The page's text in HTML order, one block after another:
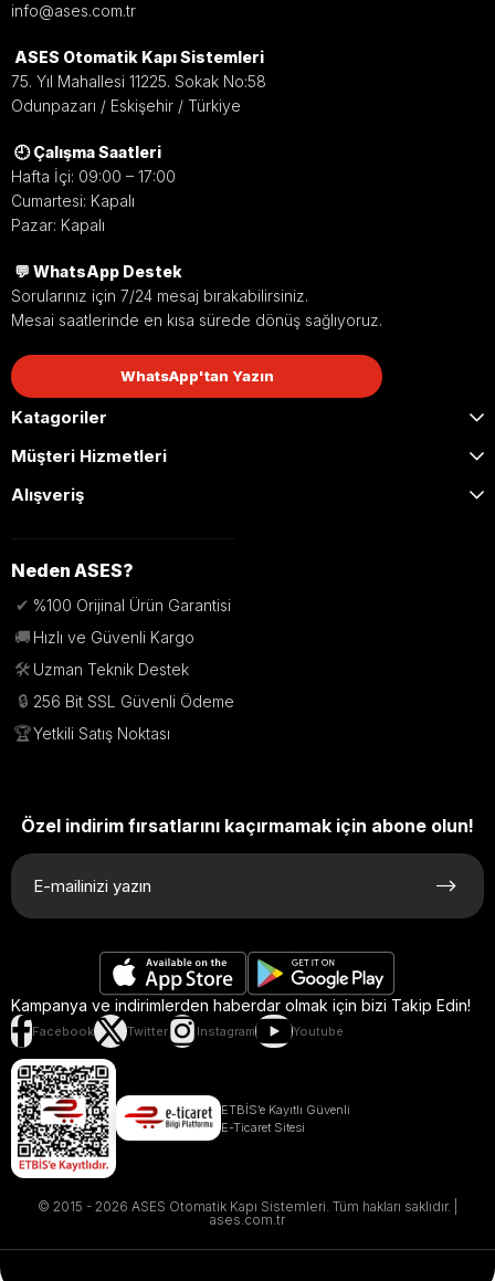
info@ases.com.tr
ASES Otomatik Kapı Sistemleri
75. Yıl Mahallesi 11225. Sokak No:58
Odunpazarı / Eskişehir / Türkiye
🕘 Çalışma Saatleri
Hafta İçi: 09:00 – 17:00
Cumartesi: Kapalı
Pazar: Kapalı
💬 WhatsApp Destek
Sorularınız için 7/24 mesaj bırakabilirsiniz.
Mesai saatlerinde en kısa sürede dönüş sağlıyoruz.
WhatsApp'tan Yazın
Katagoriler
Müşteri Hizmetleri
Alışveriş
Neden ASES?
✔ %100 Orijinal Ürün Garantisi
🚚 Hızlı ve Güvenli Kargo
🛠️ Uzman Teknik Destek
🔒 256 Bit SSL Güvenli Ödeme
🏆Yetkili Satış Noktası
Özel indirim fırsatlarını kaçırmamak için abone olun!
Kampanya ve indirimlerden haberdar olmak için bizi Takip Edin!
Facebook Twitter Instagram Youtube
ETBİS’e Kayıtlı Güvenli
E-Ticaret Sitesi
© 2015 - 2026 ASES Otomatik Kapı Sistemleri. Tüm hakları saklıdır. |
ases.com.tr